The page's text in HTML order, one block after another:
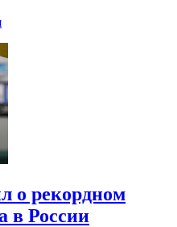
о рекордном
в России